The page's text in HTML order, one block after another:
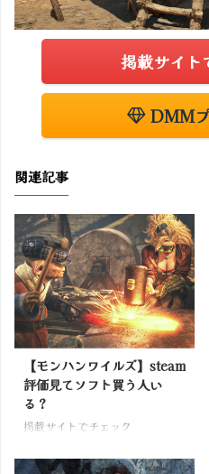
掲載サイト
DMM
関連記事
【モンハンワイルズ】steam
評価見てソフト買う人い
る？
掲載サイトでチェック